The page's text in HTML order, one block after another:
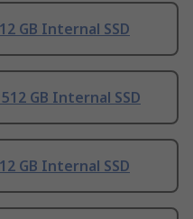
GB Internal SSD
GB Internal SSD
GB Internal SSD